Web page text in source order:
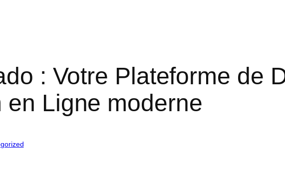
: Votre Plateforme de
en Ligne moderne